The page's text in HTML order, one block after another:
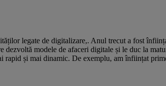
legate de digitalizare,. Anul trecut a fost
modele de afaceri digitale și le duc la
rapid și mai dinamic. De exemplu, am înființat